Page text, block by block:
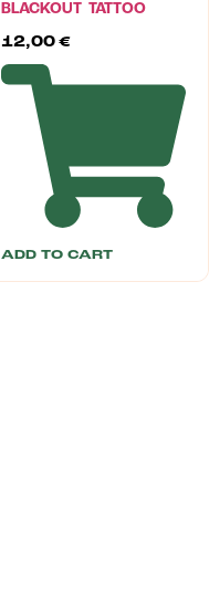
BLACKOUT TATTOO
12,00 €
ADD TO CART